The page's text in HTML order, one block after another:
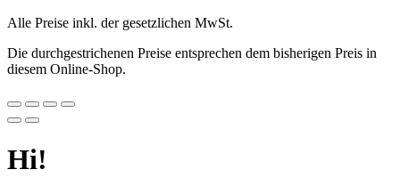
Alle Preise inkl. der gesetzlichen MwSt.
Die durchgestrichenen Preise entsprechen dem bisherigen Preis in
diesem Online-Shop.
Hi!